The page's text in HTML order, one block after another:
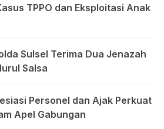
TPPO dan Eksploitasi Anak
Sulsel Terima Dua Jenazah
Salsa
Personel dan Ajak Perkuat
Apel Gabungan